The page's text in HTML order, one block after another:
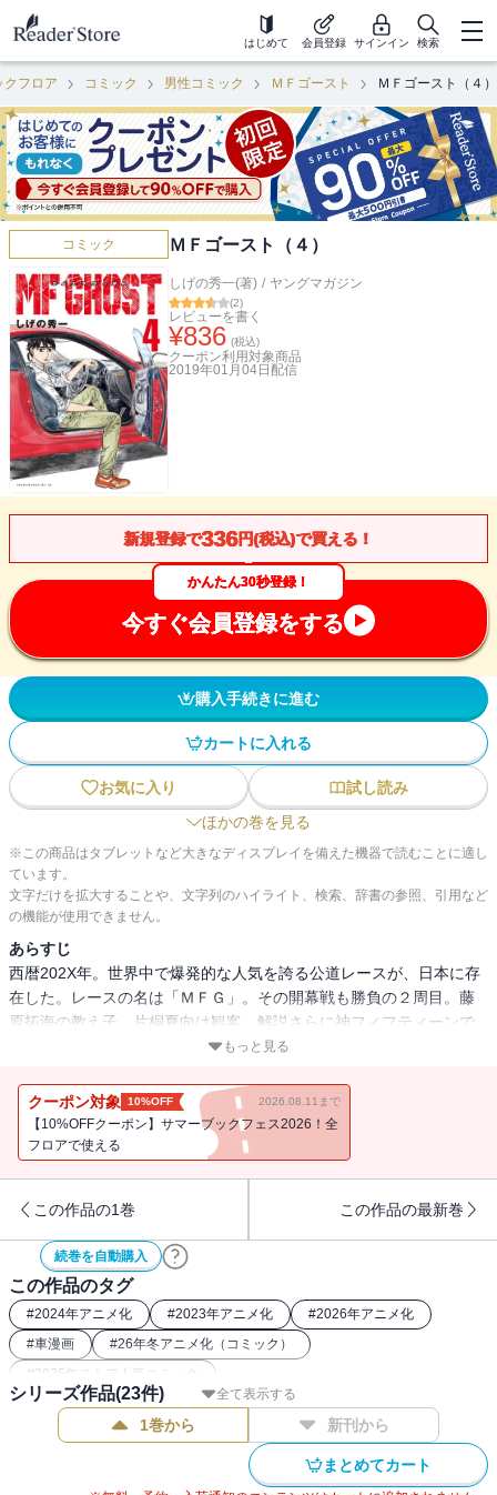
はじめて 会員登録 サインイン 検索
クフロア コミック 男性コミック ＭＦゴースト ＭＦゴースト（４）
コミック ＭＦゴースト（４）
しげの秀一(著) / ヤングマガジン
(2)
レビューを書く
¥836 (税込)
クーポン利用対象商品
2019年01月04日 配信
新規登録で336円(税込)で買える！
かんたん30秒登録！
今すぐ会員登録をする
購入手続きに進む
カートに入れる
お気に入り
試し読み
ほかの巻を見る
※この商品はタブレットなど大きなディスプレイを備えた機器で読むことに適し
ています。
文字だけを拡大することや、文字列のハイライト、検索、辞書の参照、引用など
の機能が使用できません。
あらすじ
西暦202X年。世界中で爆発的な人気を誇る公道レースが、日本に存
在した。レースの名は「ＭＦＧ」。その開幕戦も勝負の２周目。藤
原拓海の教え子、片桐夏向は観客、解説さらに神フィフティーンで
すら理解不能なテクニックで、欧州のモンスターマシンを猛然と追
もっと見る
クーポン対象 10%OFF 2026.08.11まで
【10%OFFクーポン】サマーブックフェス2026！全
フロアで使える
この作品の1巻 この作品の最新巻
続巻を自動購入
この作品のタグ
#2024年アニメ化 #2023年アニメ化 #2026年アニメ化
#車漫画 #26年冬アニメ化（コミック）
#2025年ストア人気コミック
全て表示する
シリーズ作品(23件)
1巻から 新刊から
まとめてカート